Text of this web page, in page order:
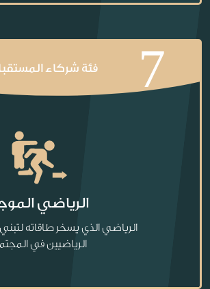
7 فئة شركاء
الرياضي
الرياضي الذي يسخر طاقاته
الرياضيين في